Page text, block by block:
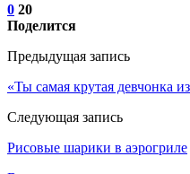
0 20
Поделится
Предыдущая запись
«Ты самая крутая девчонка
Следующая запись
Рисовые шарики в аэрогриле